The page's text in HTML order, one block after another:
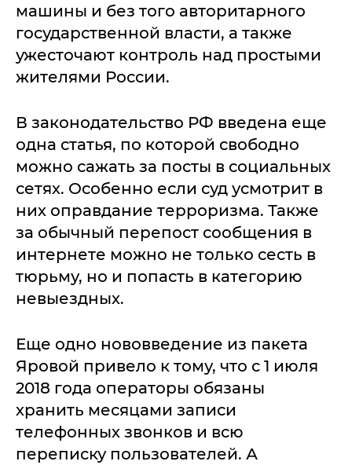
машины и без того авторитарного
государственной власти, а также
ужесточают контроль над простыми
жителями России.
В законодательство РФ введена еще
одна статья, по которой свободно
можно сажать за посты в социальных
сетях. Особенно если суд усмотрит в
них оправдание терроризма. Также
за обычный перепост сообщения в
интернете можно не только сесть в
тюрьму, но и попасть в категорию
невыездных.
Еще одно нововведение из пакета
Яровой привело к тому, что с 1 июля
2018 года операторы обязаны
хранить месяцами записи
телефонных звонков и всю
переписку пользователей. А